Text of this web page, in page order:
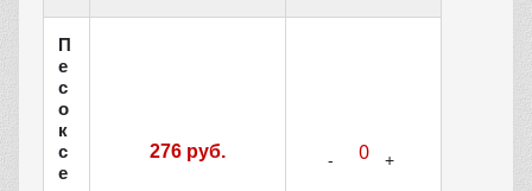
П
е
с
о
к
с
е
276 руб.